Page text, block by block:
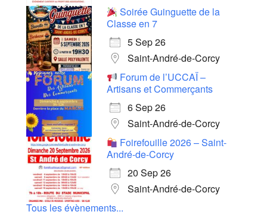
Soirée Guinguette de la
Classe en 7
5 Sep 26
Saint-André-de-Corcy
Forum de l’UCCAÏ –
Artisans et Commerçants
6 Sep 26
Saint-André-de-Corcy
Foirefouille 2026 – Saint-
André-de-Corcy
20 Sep 26
Saint-André-de-Corcy
Tous les évènements...